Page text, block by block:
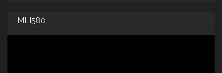
MLI580